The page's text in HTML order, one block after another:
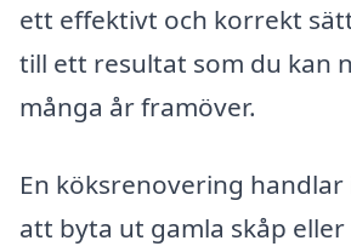
ett effektivt och korrekt
till ett resultat som du kan
många år framöver.
En köksrenovering
att byta ut gamla skåp